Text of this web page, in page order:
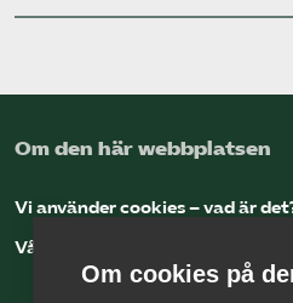
Om den här webbplatsen
Vi använder cookies – vad är
Vår dataskyddspolicy
Om cookies på